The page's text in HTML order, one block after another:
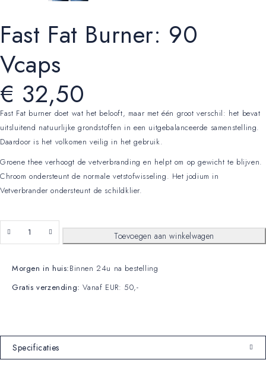
Fast Fat Burner: 90
Vcaps
€ 32,50
Fast Fat burner doet wat het belooft, maar met één groot verschil: het bevat
uitsluitend natuurlijke grondstoffen in een uitgebalanceerde samenstelling.
Daardoor is het volkomen veilig in het gebruik.
Groene thee verhoogt de vetverbranding en helpt om op gewicht te blijven.
Chroom ondersteunt de normale vetstofwisseling. Het jodium in
Vetverbrander ondersteunt de schildklier.
Toevoegen aan winkelwagen
Morgen in huis:Binnen 24u na bestelling
Gratis verzending: Vanaf EUR: 50,-
Specificaties